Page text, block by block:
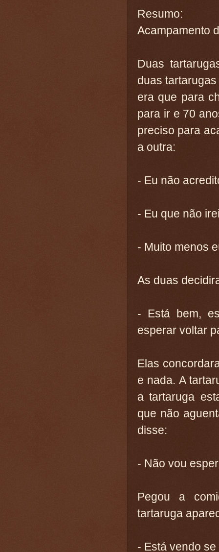
Resumo:
Acampamento
Duas
duas
era que para
para ir e 70
preciso para
a outra:
- Eu não
- Eu que não
- Muito menos
As duas
- Está bem,
esperar voltar
Elas
e nada. A
a tartaruga
que não
disse:
- Não vou
Pegou a
tartaruga
- Está vendo